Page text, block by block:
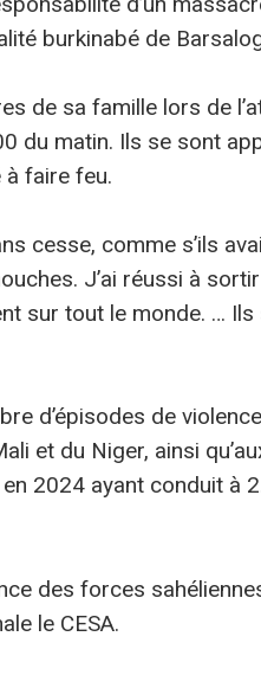
burkinabé de
de sa famille lors de
du matin. Ils se sont
faire feu.
cesse, comme s’ils
J’ai réussi à
sur tout le monde. …
d’épisodes de
et du Niger, ainsi
2024 ayant conduit à
des forces
le CESA.